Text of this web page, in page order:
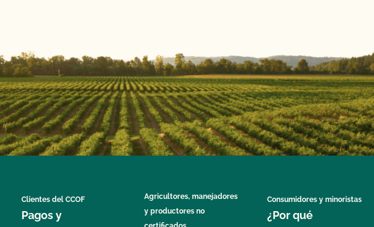
Clientes del CCOF
Pagos y
Agricultores, manejadores
y productores no
Consumidores y minoristas
¿Por qué